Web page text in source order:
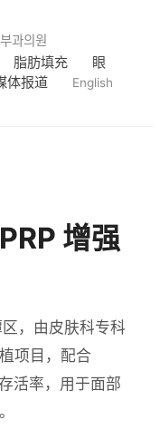
과의원
脂肪填充
眼
体报道
English
增强
，由皮肤科专科
项目，配合
活率，用于面部